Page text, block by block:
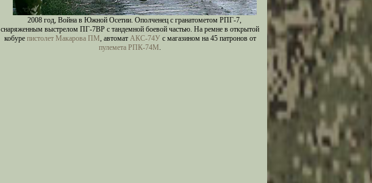
2008 год, Война в Южной Осетии. Ополченец с гранатометом РПГ-7,
снаряженным выстрелом ПГ-7ВР с тандемной боевой частью. На ремне в открытой
кобуре пистолет Макарова ПМ, автоматАКС-74У с магазином на 45 патронов от
пулемета РПК-74М.